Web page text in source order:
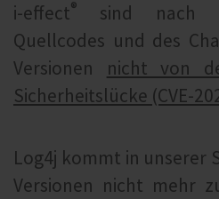
i‑effect®
sind nach
Quellcodes und des
Versionen nicht von
Sicherheitslücke (CVE-
Log4j kommt in unserer
Versionen nicht mehr